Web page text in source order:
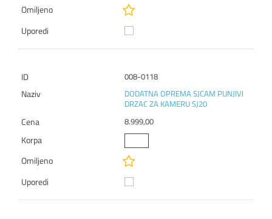
008-0118
DODATNA OPREMA SJCAM PUNJIVI
DRZAC ZA KAMERU SJ20
8.999,00